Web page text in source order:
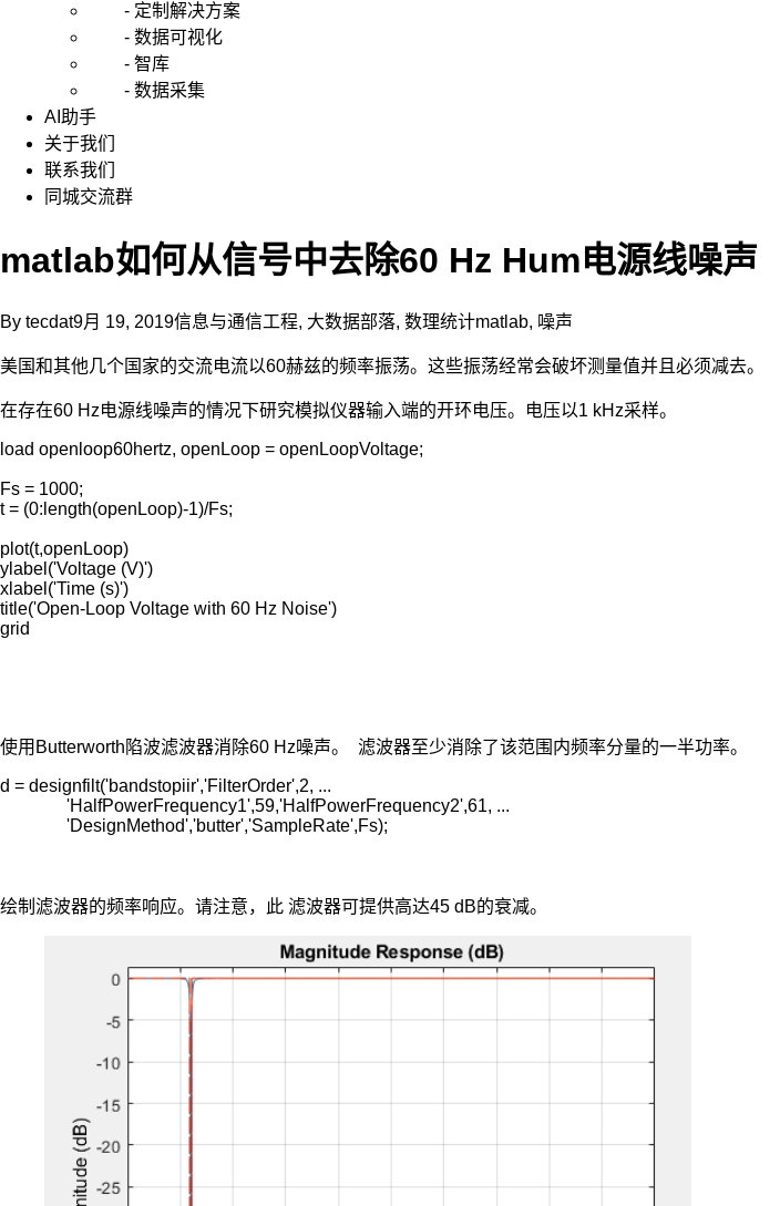
- 定制解决方案
- 数据可视化
- 智库
- 数据采集
AI助手
关于我们
联系我们
同城交流群
matlab如何从信号中去除60 Hz Hum电源线噪声
By tecdat9月 19, 2019信息与通信工程, 大数据部落, 数理统计matlab, 噪声
美国和其他几个国家的交流电流以60赫兹的频率振荡。这些振荡经常会破坏测量值并且必须减去。
在存在60 Hz电源线噪声的情况下研究模拟仪器输入端的开环电压。电压以1 kHz采样。
load openloop60hertz, openLoop = openLoopVoltage;
Fs = 1000;
t = (0:length(openLoop)-1)/Fs;
plot(t,openLoop)
ylabel('Voltage (V)')
xlabel('Time (s)')
title('Open-Loop Voltage with 60 Hz Noise')
grid
使用Butterworth陷波滤波器消除60 Hz噪声。 滤波器至少消除了该范围内频率分量的一半功率。
d = designfilt('bandstopiir','FilterOrder',2, ...
               'HalfPowerFrequency1',59,'HalfPowerFrequency2',61, ...
               'DesignMethod','butter','SampleRate',Fs);
绘制滤波器的频率响应。请注意，此 滤波器可提供高达45 dB的衰减。